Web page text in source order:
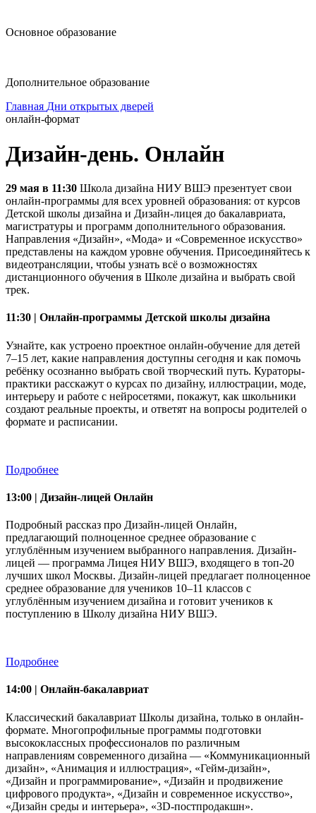
Основное образование
Дополнительное образование
Главная Дни открытых дверей
онлайн-формат
Дизайн-день. Онлайн
29 мая в 11:30 Школа дизайна НИУ ВШЭ презентует свои
онлайн-программы для всех уровней образования: от курсов
Детской школы дизайна и Дизайн-лицея до бакалавриата,
магистратуры и программ дополнительного образования.
Направления «Дизайн», «Мода» и «Современное искусство»
представлены на каждом уровне обучения. Присоединяйтесь к
видеотрансляции, чтобы узнать всё о возможностях
дистанционного обучения в Школе дизайна и выбрать свой
трек.
11:30 | Онлайн-программы Детской школы дизайна
Узнайте, как устроено проектное онлайн-обучение для детей
7–15 лет, какие направления доступны сегодня и как помочь
ребёнку осознанно выбрать свой творческий путь. Кураторы-
практики расскажут о курсах по дизайну, иллюстрации, моде,
интерьеру и работе с нейросетями, покажут, как школьники
создают реальные проекты, и ответят на вопросы родителей о
формате и расписании.
Подробнее
13:00 | Дизайн-лицей Онлайн
Подробный рассказ про Дизайн-лицей Онлайн,
предлагающий полноценное среднее образование с
углублённым изучением выбранного направления. Дизайн-
лицей — программа Лицея НИУ ВШЭ, входящего в топ-20
лучших школ Москвы. Дизайн-лицей предлагает полноценное
среднее образование для учеников 10–11 классов с
углублённым изучением дизайна и готовит учеников к
поступлению в Школу дизайна НИУ ВШЭ.
Подробнее
14:00 | Онлайн-бакалавриат
Классический бакалавриат Школы дизайна, только в онлайн-
формате. Многопрофильные программы подготовки
высококлассных профессионалов по различным
направлениям современного дизайна — «Коммуникационный
дизайн», «Анимация и иллюстрация», «Гейм-дизайн»,
«Дизайн и программирование», «Дизайн и продвижение
цифрового продукта», «Дизайн и современное искусство»,
«Дизайн среды и интерьера», «3D-постпродакшн».